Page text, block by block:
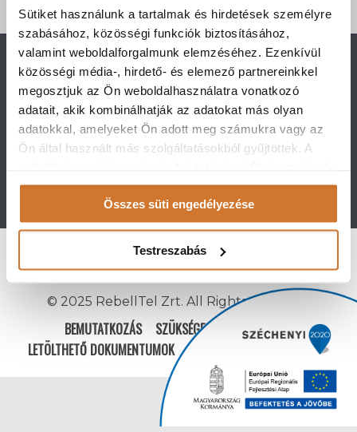
Sütiket használunk a tartalmak és hirdetések személyre
szabásához, közösségi funkciók biztosításához,
valamint weboldalforgalmunk elemzéséhez. Ezenkívül
közösségi média-, hirdető- és elemező partnereinkkel
megosztjuk az Ön weboldalhasználatra vonatkozó
adatait, akik kombinálhatják az adatokat más olyan
adatokkal, amelyeket Ön adott meg számukra vagy az
Ön által használt más szolgáltatásokból gyűjtöttek. A
sütik használatához.
Összes süti engedélyezése
Testreszabás
hívásokat bonyolíthassanak.
Rebell Telecommunication Zrt.
2483 Gárdony, Vörösmarty u. 68.
1092 Budapest Ráday utca 41. 3.
emelet 55.
© 2025 RebellTel Zrt. All Rights Reserved
BEMUTATKOZÁS
SZÜKSÉGES PARAMÉTEREK
LETÖLTHETŐ DOKUMENTUMOK
GYIK COOKIE DECLARATION